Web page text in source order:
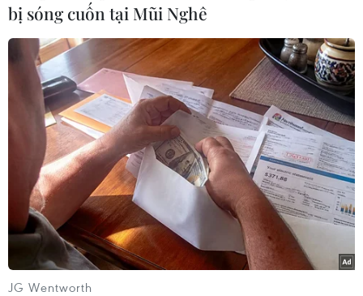
những hộ dân quá khó khăn, ngay từ đầu mùa
khô 2020, Tiền Giang đã cho mở hàng trăm vòi
cấp nước miễn phí phục vụ nhân dân đang sinh
sống ven đê, ven biển, xa nguồn cấp nước tập
trung trực tiếp đối mặt và chịu ảnh hưởng hạn
mặn nặng nề.
Tỉnh còn tổ chức đặt các bồn chứa nước tại
những địa bàn trọng điểm để bà con đến lấy
nước dùng trong những ngày tháng khó khăn
hiện nay.
bị sóng cuốn tại Mũi Nghê
JG Wentworth